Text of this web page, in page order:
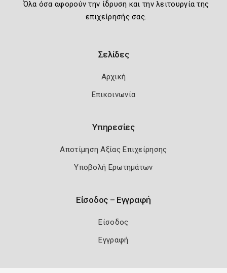
Όλα όσα αφορούν την ίδρυση και την λειτουργία της
επιχείρησής σας.
Σελίδες
Αρχική
Επικοινωνία
Υπηρεσίες
Αποτίμηση Αξίας Επιχείρησης
Υποβολή Ερωτημάτων
Είσοδος – Εγγραφή
Είσοδος
Εγγραφή